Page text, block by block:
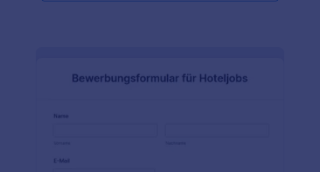
kostenlose mobile App Jotform Mobile Forms noch
benutzerfreundlichen Formulargenerator von
Hintergrundbild und synchronisieren Sie Ihre